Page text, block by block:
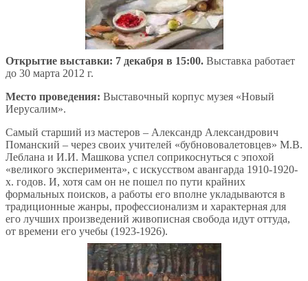
Открытие выставки: 7 декабря в 15:00. Выставка работает
до 30 марта 2012 г.
Место проведения: Выставочный корпус музея «Новый
Иерусалим».
Самый старший из мастеров – Александр Александрович
Поманский – через своих учителей «бубнововалетовцев» М.В.
Леблана и И.И. Машкова успел соприкоснуться с эпохой
«великого эксперимента», с искусством авангарда 1910-1920-
х. годов. И, хотя сам он не пошел по пути крайних
формальных поисков, а работы его вполне укладываются в
традиционные жанры, профессионализм и характерная для
его лучших произведений живописная свобода идут оттуда,
от времени его учебы (1923-1926).